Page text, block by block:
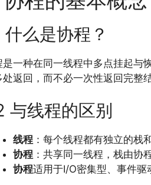
什么是协程？
是一种在同一线程中多点挂起与
处返回，而不必一次性返回完整结
与线程的区别
线程 ：每个线程都有独立的栈
协程 ：共享同一线程，栈由协
协程适用于I/O密集型、事件驱